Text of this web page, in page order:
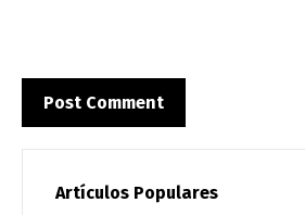
Artículos Populares